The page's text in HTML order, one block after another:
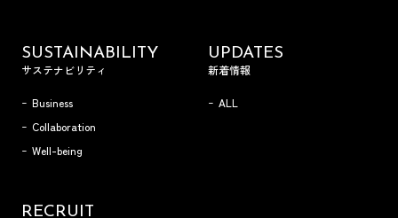
SUSTAINABILITY
サステナビリティ
Business
Collaboration
Well-being
UPDATES
新着情報
ALL
RECRUIT